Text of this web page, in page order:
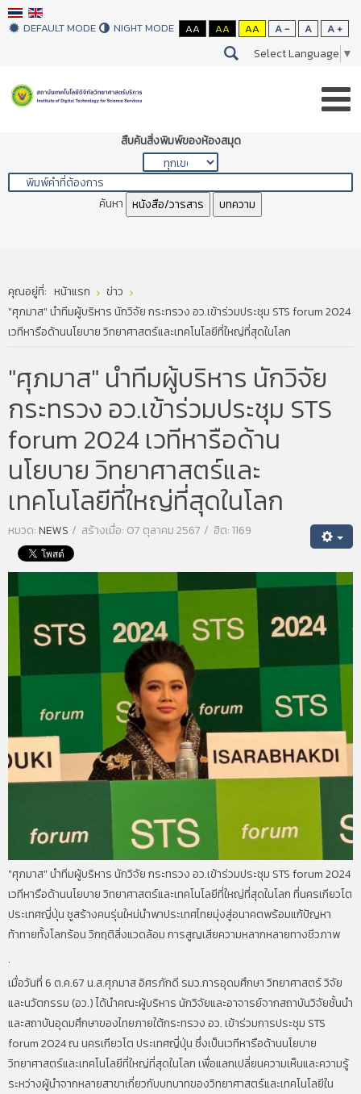
DEFAULT MODE NIGHT MODE AA AA AA A - A A +
Select Language ▼
สืบค้นสิ่งพิมพ์ของห้องสมุด
ค้นหา หนังสือ/วารสาร บทความ
คุณอยู่ที่: หน้าแรก
ข่าว
"ศุภมาส" นำทีมผู้บริหาร นักวิจัย กระทรวง อว.เข้าร่วมประชุม STS forum 2024
เวทีหารือด้านนโยบาย วิทยาศาสตร์และเทคโนโลยีที่ใหญ่ที่สุดในโลก
"ศุภมาส" นำทีมผู้บริหาร นักวิจัย
กระทรวง อว.เข้าร่วมประชุม STS
forum 2024 เวทีหารือด้าน
นโยบาย วิทยาศาสตร์และ
เทคโนโลยีที่ใหญ่ที่สุดในโลก
หมวด:NEWS สร้างเมื่อ: 07 ตุลาคม 2567 ฮิต: 1169
"ศุภมาส" นำทีมผู้บริหาร นักวิจัย กระทรวง อว.เข้าร่วมประชุม STS forum 2024
เวทีหารือด้านนโยบาย วิทยาศาสตร์และเทคโนโลยีที่ใหญ่ที่สุดในโลก ที่นครเกียวโต
ประเทศญี่ปุ่น ชูสร้างคนรุ่นใหม่นำพาประเทศไทยมุ่งสู่อนาคตพร้อมแก้ปัญหา
ท้าทายทั้งโลกร้อน วิกฤติสิ่งแวดล้อม การสูญเสียความหลากหลายทางชีวภาพ
.
เมื่อวันที่ 6 ต.ค.67 น.ส.ศุภมาส อิศรภักดี รมว.การอุดมศึกษา วิทยาศาสตร์ วิจัย
และนวัตกรรม (อว.) ได้นำคณะผู้บริหาร นักวิจัยและอาจารย์จากสถาบันวิจัยชั้นนำ
และสถาบันอุดมศึกษาของไทยภายใต้กระทรวง อว. เข้าร่วมการประชุม STS
forum 2024 ณ นครเกียวโต ประเทศญี่ปุ่น ซึ่งเป็นเวทีหารือด้านนโยบาย
วิทยาศาสตร์และเทคโนโลยีที่ใหญ่ที่สุดในโลก เพื่อแลกเปลี่ยนความเห็นและความรู้
ระหว่างผู้นำจากหลายสาขาเกี่ยวกับบทบาทของวิทยาศาสตร์และเทคโนโลยีใน